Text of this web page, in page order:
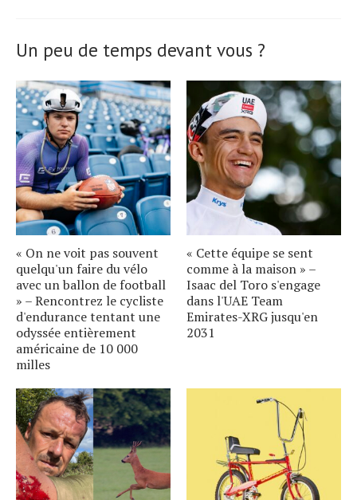
Un peu de temps devant vous ?
« On ne voit pas souvent
quelqu'un faire du vélo
avec un ballon de football
» – Rencontrez le cycliste
d'endurance tentant une
odyssée entièrement
américaine de 10 000
milles
« Cette équipe se sent
comme à la maison » –
Isaac del Toro s'engage
dans l'UAE Team
Emirates-XRG jusqu'en
2031